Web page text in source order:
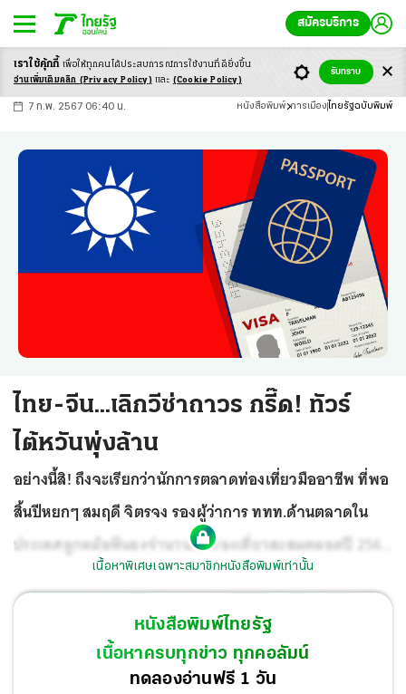
สมัครบริการ
-ก ก ก+
7 ก.พ. 2567 06:40 น. หนังสือพิมพ์ การเมือง ไทยรัฐฉบับพิมพ์
ไทย-จีน...เลิกวีซ่าถาวร กรี๊ด! ทัวร์
ไต้หวันพุ่งล้าน
อย่างนี้สิ! ถึงจะเรียกว่านักการตลาดท่องเที่ยวมืออาชีพ ที่พอ
สิ้นปีหยกๆ สมฤดี จิตรจง รองผู้ว่าการ ททท.ด้านตลาดใน
ประเทศลูกหม้อฟันธงจำนวนนักท่องเที่ยวสะสมตลอดปี 2566
ของสำนักงานตรวจคนเข้าเมือง...รวบรวมโดยกองเศรษฐกิจ
การท่องเที่ยวและกีฬา ได้ 28,042,131 คน
เนื้อหาพิเศษเฉพาะสมาชิกหนังสือพิมพ์เท่านั้น
หนังสือพิมพ์ไทยรัฐ
เนื้อหาครบทุกข่าว ทุกคอลัมน์
ทดลองอ่านฟรี 1 วัน
เราใช้คุ้กกี้ เพื่อให้ทุกคนได้ประสบการณ์การใช้งานที่ดียิ่งขึ้น
อ่านเพิ่มเติมคลิก (Privacy Policy) และ (Cookie Policy)
รับทราบ